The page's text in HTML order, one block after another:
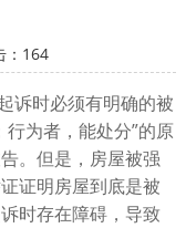
164
诉时必须有明确的被
为者，能处分”的原
。但是，房屋被强
证明房屋到底是被
时存在障碍，导致